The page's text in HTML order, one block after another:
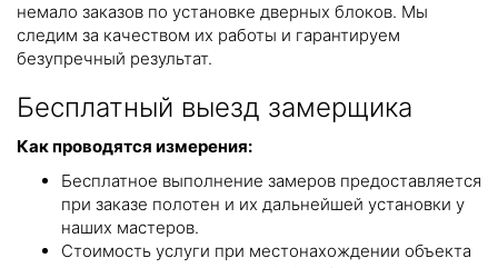
немало заказов по установке дверных блоков. Мы
следим за качеством их работы и гарантируем
безупречный результат.
Бесплатный выезд замерщика
Как проводятся измерения:
Бесплатное выполнение замеров предоставляется
при заказе полотен и их дальнейшей установки у
наших мастеров.
Стоимость услуги при местонахождении объекта